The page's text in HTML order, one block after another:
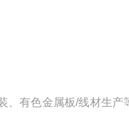
、有色金属板/线材生产